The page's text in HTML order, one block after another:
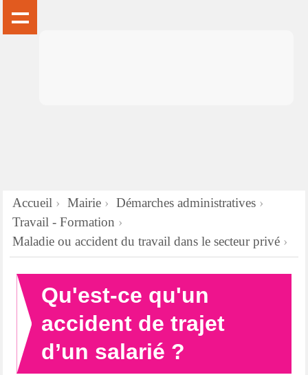
Accueil Mairie
Démarches administratives
Travail - Formation
Maladie ou accident du travail dans le secteur privé
Qu'est-ce qu'un
accident de trajet
d’un salarié ?